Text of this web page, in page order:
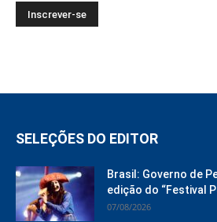
SELEÇÕES DO EDITOR
Brasil: Governo de
edição do “Festival
07/08/2026